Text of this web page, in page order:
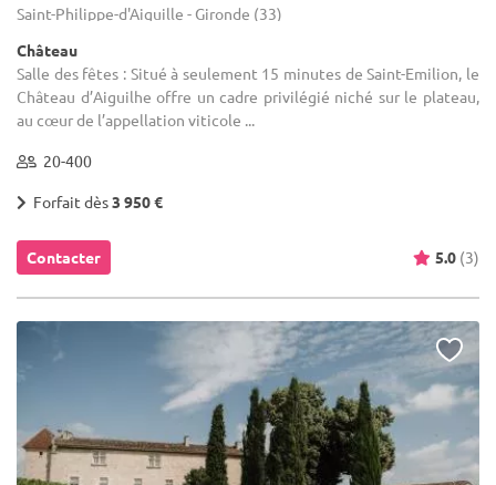
Saint-Philippe-d'Aiguille - Gironde (33)
Château
Salle des fêtes : Situé à seulement 15 minutes de Saint-Emilion, le
Château d’Aiguilhe offre un cadre privilégié niché sur le plateau,
au cœur de l’appellation viticole ...
20-400
Forfait dès3 950 €
Contacter 5.0 (3)